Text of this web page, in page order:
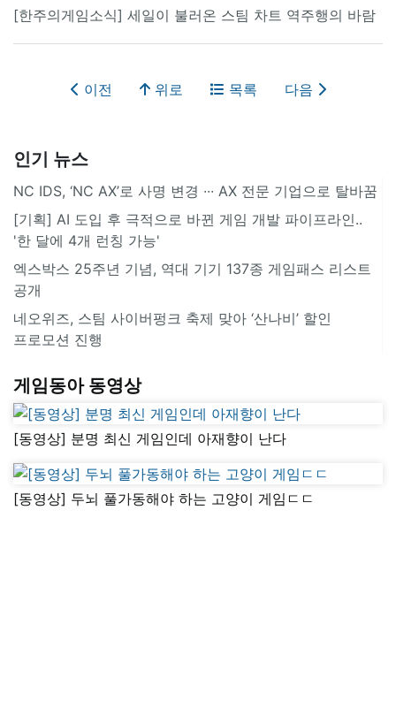
[한주의게임소식] 세일이 불러온 스팀 차트 역주행의 바람
이전 위로 목록 다음
인기 뉴스
NC IDS, ‘NC AX’로 사명 변경 ∙∙∙ AX 전문 기업으로 탈바꿈
[기획] AI 도입 후 극적으로 바뀐 게임 개발 파이프라인..
'한 달에 4개 런칭 가능'
엑스박스 25주년 기념, 역대 기기 137종 게임패스 리스트
공개
네오위즈, 스팀 사이버펑크 축제 맞아 ‘산나비’ 할인
프로모션 진행
게임동아 동영상
[동영상] 분명 최신 게임인데 아재향이 난다
[동영상] 두뇌 풀가동해야 하는 고양이 게임ㄷㄷ